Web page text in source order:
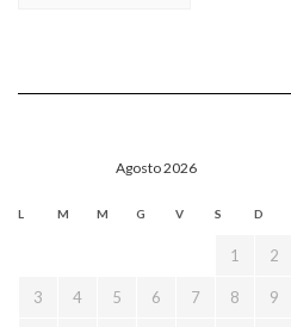
Agosto 2026
L M M G V S D
1 2
3 4 5 6 7 8 9